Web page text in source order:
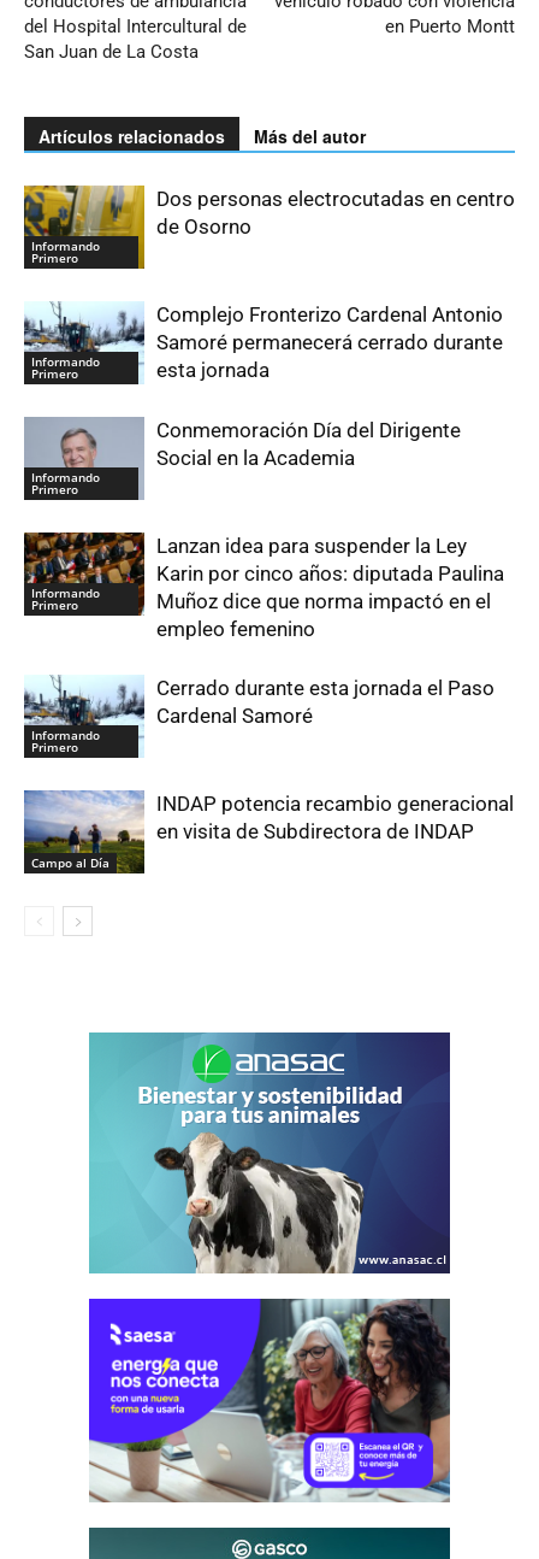
del Hospital Intercultural de
San Juan de La Costa
en Puerto Montt
Artículos relacionados Más del autor
Informando
Primero
Dos personas electrocutadas en centro
de Osorno
Informando
Primero
Complejo Fronterizo Cardenal Antonio
Samoré permanecerá cerrado durante
esta jornada
Informando
Primero
Conmemoración Día del Dirigente
Social en la Academia
Informando
Primero
Lanzan idea para suspender la Ley
Karin por cinco años: diputada Paulina
Muñoz dice que norma impactó en el
empleo femenino
Informando
Primero
Cerrado durante esta jornada el Paso
Cardenal Samoré
Campo al Día
INDAP potencia recambio generacional
en visita de Subdirectora de INDAP